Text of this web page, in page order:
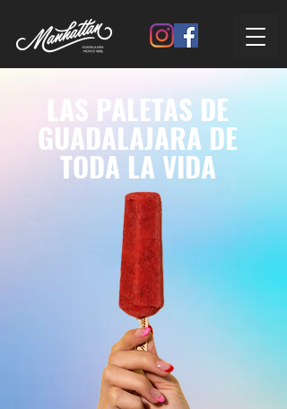
LAS PALETAS DE
GUADALAJARA DE
TODA LA VIDA